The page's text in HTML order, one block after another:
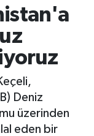
Deniz
üzerinden
eden bir